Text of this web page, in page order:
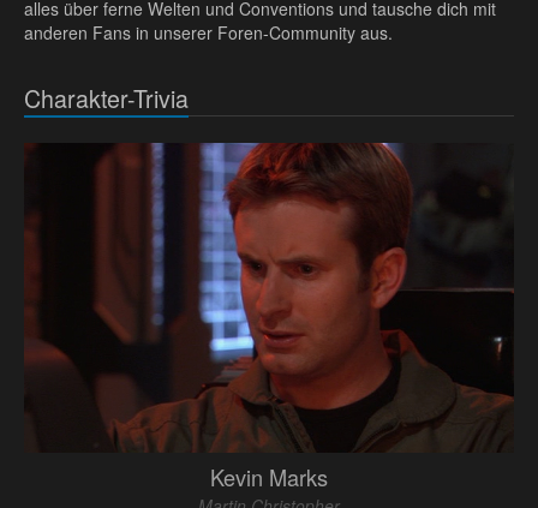
alles über ferne Welten und Conventions und tausche dich mit
anderen Fans in unserer Foren-Community aus.
Charakter-Trivia
Kevin Marks